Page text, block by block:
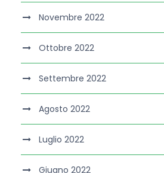
Novembre 2022
Ottobre 2022
Settembre 2022
Agosto 2022
Luglio 2022
Giugno 2022